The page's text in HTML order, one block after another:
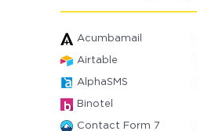
Acumbamail
Airtable
AlphaSMS
Binotel
Contact Form 7